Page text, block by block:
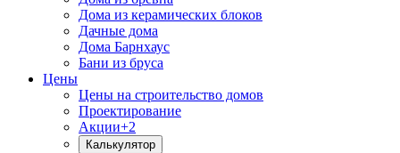
Дома из керамических блоков
Дачные дома
Дома Барнхаус
Бани из бруса
Цены
Цены на строительство домов
Проектирование
Акции+2
Калькулятор